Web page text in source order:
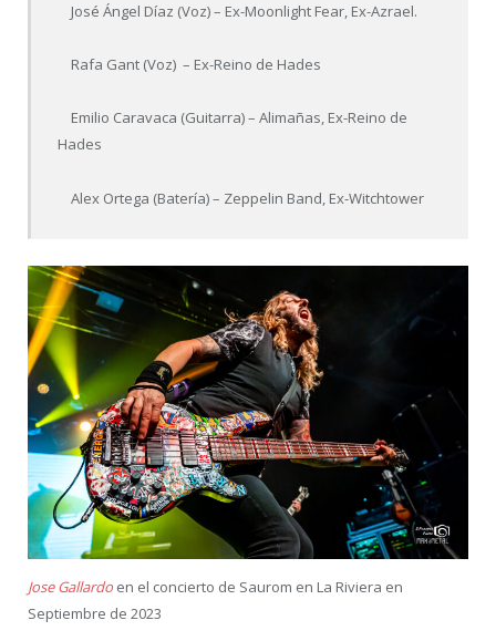
José Ángel Díaz (Voz) – Ex-Moonlight Fear, Ex-Azrael.
Rafa Gant (Voz) – Ex-Reino de Hades
Emilio Caravaca (Guitarra) – Alimañas, Ex-Reino de
Hades
Alex Ortega (Batería) – Zeppelin Band, Ex-Witchtower
Jose Gallardo en el concierto de Saurom en La Riviera en
Septiembre de 2023